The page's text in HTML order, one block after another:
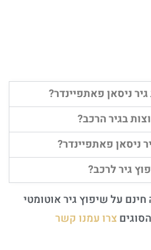
ניסאן פאתפיינדר?
בגיר הרכב?
ניסאן פאתפיינדר?
גיר לרכב?
חינם על שיפוץ גיר אוטומטי
צרו עמנו קשר